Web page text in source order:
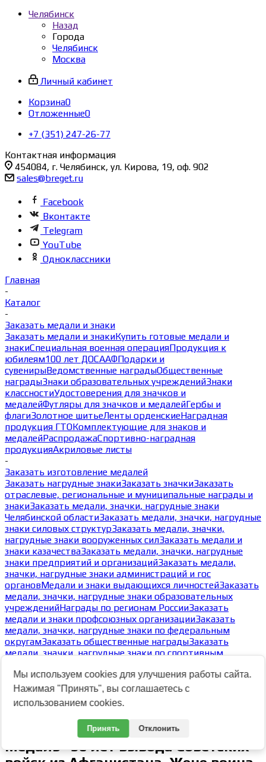
Челябинск
Назад
Города
Челябинск
Москва
Личный кабинет
Корзина0
Отложенные0
+7 (351) 247-26-77
Контактная информация
454084, г. Челябинск, ул. Кирова, 19, оф. 902
sales@breget.ru
Facebook
Вконтакте
Telegram
YouTube
Одноклассники
Главная
-
Каталог
-
Заказать медали и знаки
Заказать медали и знакиКупить готовые медали и
знакиСпециальная военная операцияПродукция к
юбилеям100 лет ДОСААФПодарки и
сувенирыВедомственные наградыОбщественные
наградыЗнаки образовательных учрежденийЗнаки
классностиУдостоверения для значков и
медалейФутляры для значков и медалейГербы и
флагиЗолотное шитьеЛенты орденскиеНаградная
продукция ГТОКомплектующие для знаков и
медалейРаспродажаСпортивно-наградная
продукцияАкриловые листы
-
Заказать изготовление медалей
Заказать нагрудные знакиЗаказать значкиЗаказать
отраслевые, региональные и муниципальные награды и
знакиЗаказать медали, значки, нагрудные знаки
Челябинской областиЗаказать медали, значки, нагрудные
знаки силовых структурЗаказать медали, значки,
нагрудные знаки вооруженных силЗаказать медали и
знаки казачестваЗаказать медали, значки, нагрудные
знаки предприятий и организацийЗаказать медали,
значки, нагрудные знаки администраций и гос
органовМедали и знаки выдающихся личностейЗаказать
медали, значки, нагрудные знаки образовательных
учрежденийНаграды по регионам РоссииЗаказать
медали и знаки профсоюзных организацииЗаказать
медали, значки, нагрудные знаки по федеральным
округамЗаказать общественные наградыЗаказать
медали, значки, нагрудные знаки по спортивным
спортаЗаказать жетоныТиповые реверсы медалейВиды
креплений к одежде медалей, значков, нагрудных
знаковЗаказать экспресс-значки
Медаль "30 лет вывода Советских войск из
Афганистана. Жене воина-афганца"
Медаль "30 лет вывода Советских
Мы используем cookies для улучшения работы сайта.
Нажимая "Принять", вы соглашаетесь с
использованием cookies.
Принять Отклонить